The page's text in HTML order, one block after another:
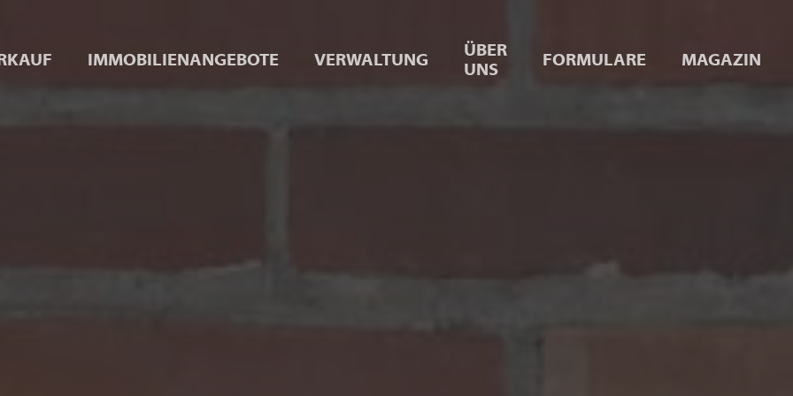
IMMOBILIENANGEBOTE VERWALTUNG
ÜBER
UNS
FORMULARE MAGAZIN